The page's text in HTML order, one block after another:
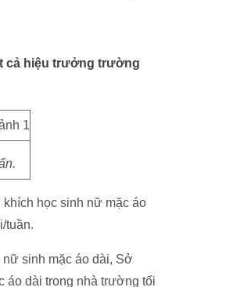
cả hiệu trưởng trường
học sinh nữ mặc áo
tuần.
sinh mặc áo dài, Sở
áo dài trong nhà trường tối